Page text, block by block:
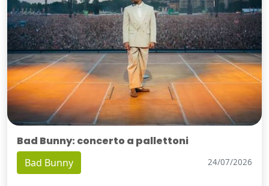
Bad Bunny: concerto a pallettoni
Bad Bunny 24/07/2026